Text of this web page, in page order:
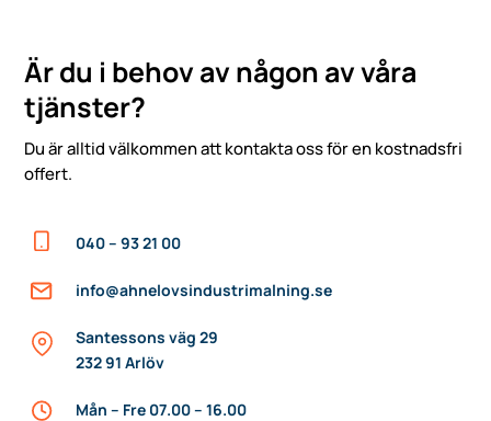
Är du i behov av någon av våra
tjänster?
Du är alltid välkommen att kontakta oss för en kostnadsfri
offert.
040 – 93 21 00
info@ahnelovsindustrimalning.se
Santessons väg 29
232 91 Arlöv
Mån – Fre 07.00 – 16.00